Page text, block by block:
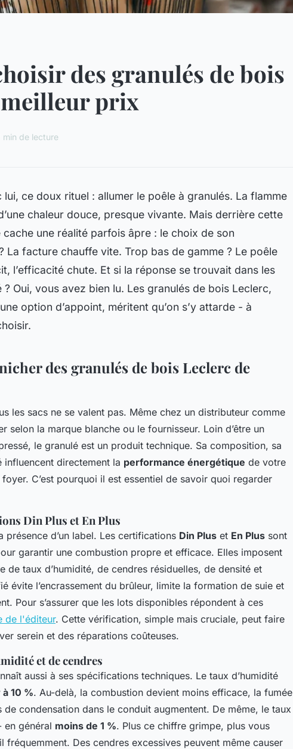
des granulés de bois
prix
min de lecture
lui, ce doux rituel : allumer le poêle à granulés. La flamme
chaleur douce, presque vivante. Mais derrière cette
cache une réalité parfois âpre : le choix de son
La facture chauffe vite. Trop bas de gamme ? Le poêle
l’efficacité chute. Et si la réponse se trouvait dans les
? Oui, vous avez bien lu. Les granulés de bois Leclerc,
option d’appoint, méritent qu’on s’y attarde - à
des granulés de bois Leclerc de
les sacs ne se valent pas. Même chez un distributeur comme
selon la marque blanche ou le fournisseur. Loin d’être un
le granulé est un produit technique. Sa composition, sa
influencent directement la performance énergétique de votre
C’est pourquoi il est essentiel de savoir quoi regarder
Din Plus et En Plus
présence d’un label. Les certifications Din Plus et En Plus sont
garantir une combustion propre et efficace. Elles imposent
de taux d’humidité, de cendres résiduelles, de densité et
évite l’encrassement du brûleur, limite la formation de suie et
Pour s’assurer que les lots disponibles répondent à ces
de l'éditeur. Cette vérification, simple mais cruciale, peut faire
serein et des réparations coûteuses.
et de cendres
aussi à ses spécifications techniques. Le taux d’humidité
10 %. Au-delà, la combustion devient moins efficace, la fumée
condensation dans le conduit augmentent. De même, le taux
général moins de 1 %. Plus ce chiffre grimpe, plus vous
Des cendres excessives peuvent même causer